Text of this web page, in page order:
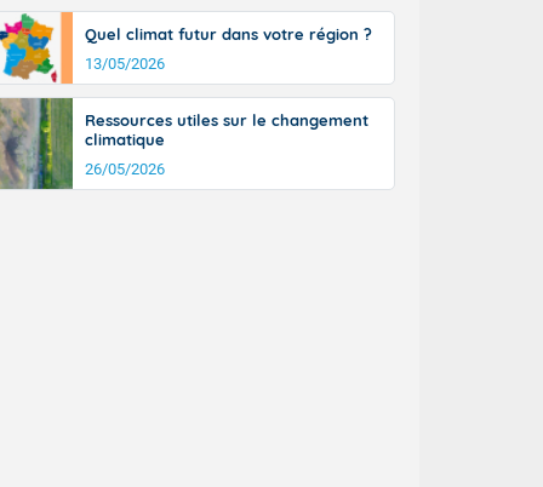
Des
le Jura et
de
et
sur le
en
h. Côté
entre
en Anjou.
pointes
Quel climat futur dans votre région ?
13/05/2026
Ressources utiles sur le changement
climatique
26/05/2026